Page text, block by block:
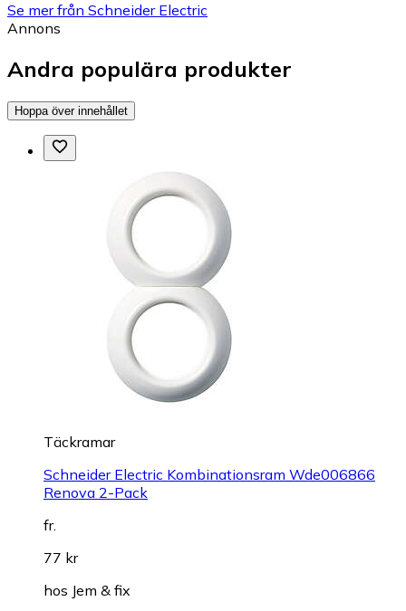
Se mer från Schneider Electric
Annons
Andra populära produkter
Hoppa över innehållet
Täckramar
Schneider Electric Kombinationsram Wde006866
Renova 2-Pack
fr.
77 kr
hos Jem & fix